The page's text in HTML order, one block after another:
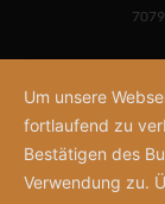
Um unsere
fortlaufend zu
Bestätigen des
Verwendung zu.